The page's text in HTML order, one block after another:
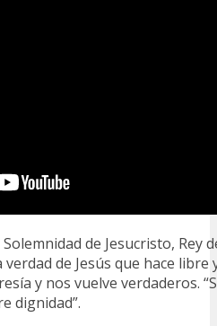
de Jesucristo, Rey
de Jesús que hace libre
y nos vuelve verdaderos.
dignidad”.